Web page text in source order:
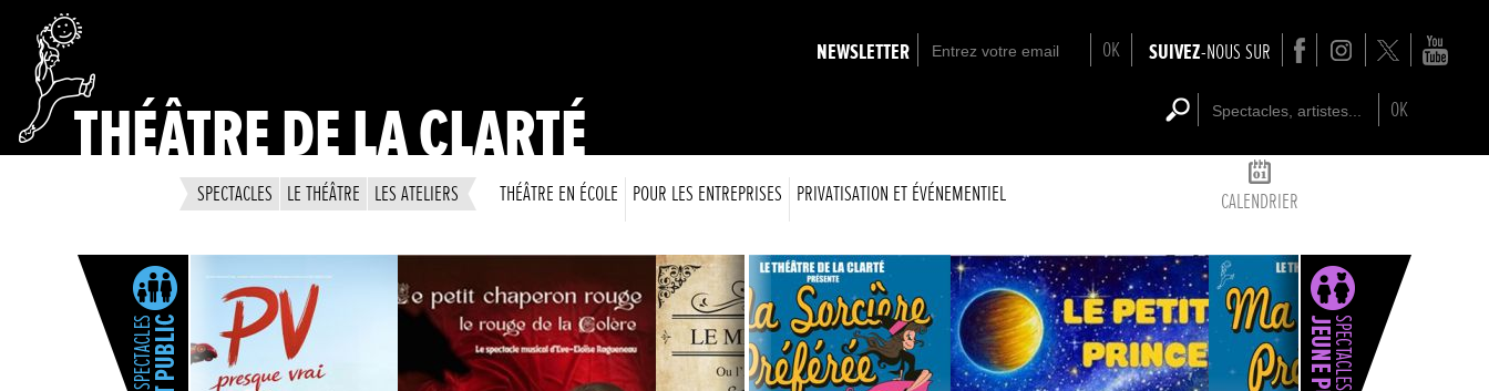
THÉÂTRE DE LA CLARTÉ
NEWSLETTER OK SUIVEZ-NOUS SUR
OK
SPECTACLES LE THÉÂTRE LES ATELIERS THÉÂTRE EN ÉCOLE POUR LES ENTREPRISES PRIVATISATION ET ÉVÉNEMENTIEL CALENDRIER